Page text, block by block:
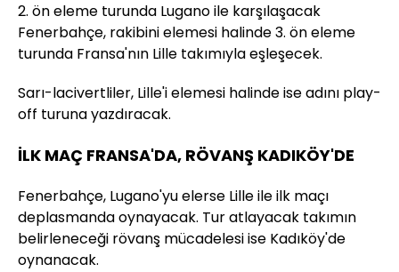
2. ön eleme turunda Lugano ile karşılaşacak
Fenerbahçe, rakibini elemesi halinde 3. ön eleme
turunda Fransa'nın Lille takımıyla eşleşecek.
Sarı-lacivertliler, Lille'i elemesi halinde ise adını play-
off turuna yazdıracak.
İLK MAÇ FRANSA'DA, RÖVANŞ KADIKÖY'DE
Fenerbahçe, Lugano'yu elerse Lille ile ilk maçı
deplasmanda oynayacak. Tur atlayacak takımın
belirleneceği rövanş mücadelesi ise Kadıköy'de
oynanacak.